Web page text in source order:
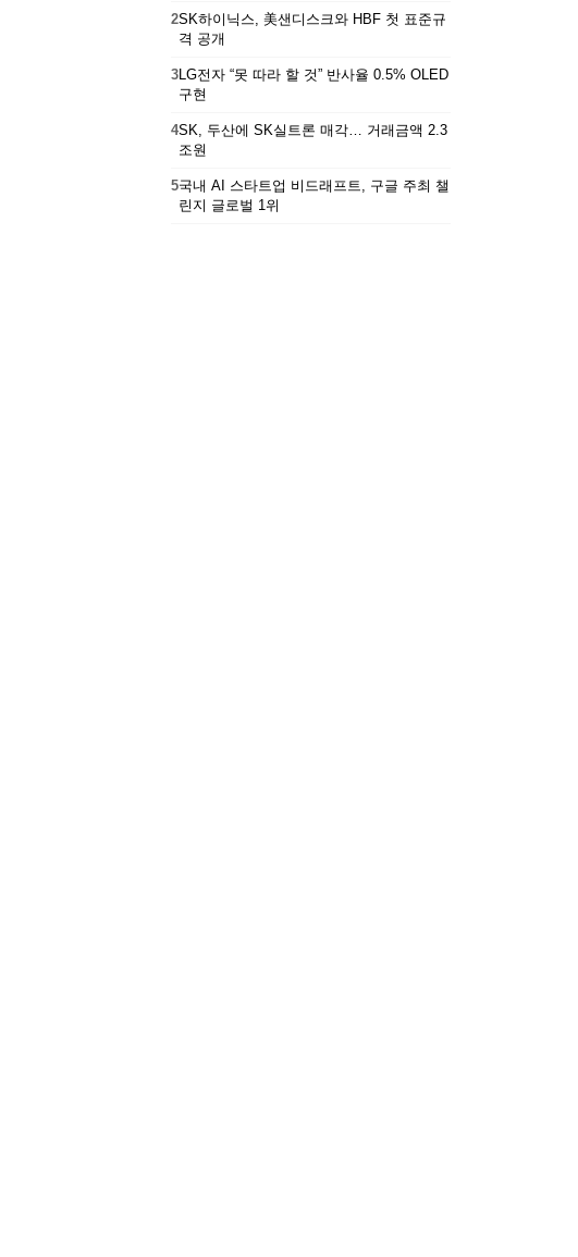
2SK하이닉스, 美샌디스크와 HBF 첫 표준규
격 공개
3LG전자 “못 따라 할 것” 반사율 0.5% OLED
구현
4SK, 두산에 SK실트론 매각… 거래금액 2.3
조원
5국내 AI 스타트업 비드래프트, 구글 주최 챌
린지 글로벌 1위